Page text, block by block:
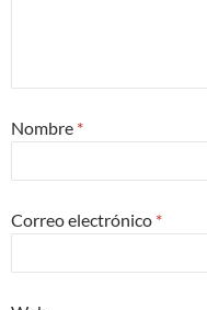
Nombre *
Correo electrónico *